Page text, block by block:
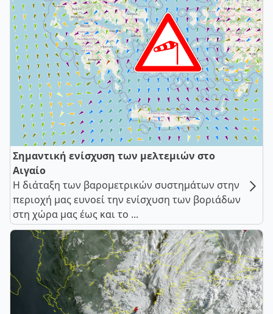
Σημαντική ενίσχυση των μελτεμιών στο
Αιγαίο
Η διάταξη των βαρομετρικών συστημάτων στην
περιοχή μας ευνοεί την ενίσχυση των βοριάδων
στη χώρα μας έως και το ...